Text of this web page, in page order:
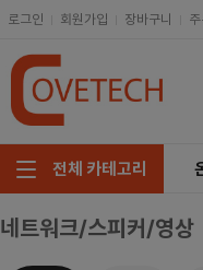
로그인 회원가입 장바구니
전체 카테고리
주요부품/키보드/마우스
네트워크/스피커/영상